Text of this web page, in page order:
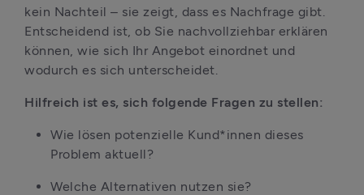
kein Nachteil – sie zeigt, dass es Nachfrage gibt.
Entscheidend ist, ob Sie nachvollziehbar erklären
können, wie sich Ihr Angebot einordnet und
wodurch es sich unterscheidet.
Hilfreich ist es, sich folgende Fragen zu stellen:
Wie lösen potenzielle Kund*innen dieses
Problem aktuell?
Welche Alternativen nutzen sie?